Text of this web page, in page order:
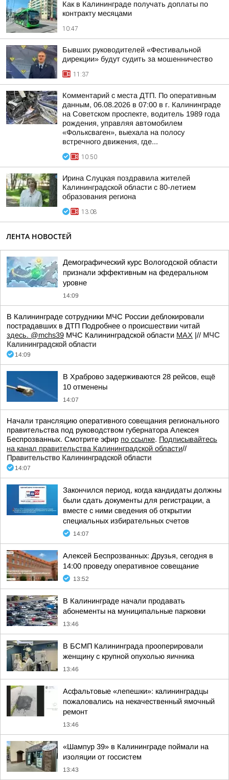
Как в Калининграде получать доплаты по
контракту месяцами
10:47
Бывших руководителей «Фестивальной
дирекции» будут судить за мошенничество
11:37
Комментарий с места ДТП. По оперативным
данным, 06.08.2026 в 07:00 в г. Калининграде
на Советском проспекте, водитель 1989 года
рождения, управляя автомобилем
«Фольксваген», выехала на полосу
встречного движения, где...
10:50
Ирина Слуцкая поздравила жителей
Калининградской области с 80-летием
образования региона
13:08
ЛЕНТА НОВОСТЕЙ
Демографический курс Вологодской области
признали эффективным на федеральном
уровне
14:09
В Калининграде сотрудники МЧС России деблокировали
пострадавших в ДТП Подробнее о происшествии читай
здесь. @mchs39 МЧС Калининградской области MAX |// МЧС
Калининградской области
14:09
В Храброво задерживаются 28 рейсов, ещё
10 отменены
14:07
Начали трансляцию оперативного совещания регионального
правительства под руководством губернатора Алексея
Беспрозванных. Смотрите эфир по ссылке. Подписывайтесь
на канал правительства Калининградской области//
Правительство Калининградской области
14:07
Закончился период, когда кандидаты должны
были сдать документы для регистрации, а
вместе с ними сведения об открытии
специальных избирательных счетов
14:07
Алексей Беспрозванных: Друзья, сегодня в
14:00 проведу оперативное совещание
13:52
В Калининграде начали продавать
абонементы на муниципальные парковки
13:46
В БСМП Калининграда прооперировали
женщину с крупной опухолью яичника
13:46
Асфальтовые «лепешки»: калининградцы
пожаловались на некачественный ямочный
ремонт
13:46
«Шампур 39» в Калининграде поймали на
изоляции от госсистем
13:43